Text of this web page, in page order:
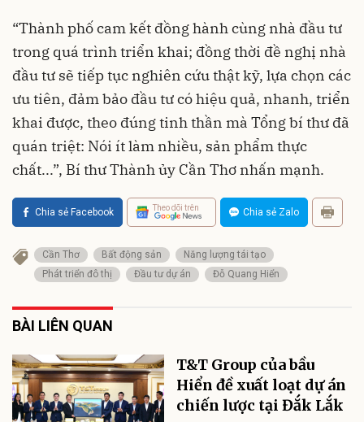
“Thành phố cam kết đồng hành cùng nhà đầu tư
trong quá trình triển khai; đồng thời đề nghị nhà
đầu tư sẽ tiếp tục nghiên cứu thật kỹ, lựa chọn các
ưu tiên, đảm bảo đầu tư có hiệu quả, nhanh, triển
khai được, theo đúng tinh thần mà Tổng bí thư đã
quán triệt: Nói ít làm nhiều, sản phẩm thực
chất...”, Bí thư Thành ủy Cần Thơ nhấn mạnh.
Chia sẻ Facebook Theo dõi trên Chia sẻ Zalo
Cần Thơ Bất động sản
Năng lượng tái tạo
Phát triển đô thị
Đầu tư dự án Đỗ Quang Hiển
BÀI LIÊN QUAN
T&T Group của bầu
Hiển đề xuất loạt dự án
chiến lược tại Đắk Lắk